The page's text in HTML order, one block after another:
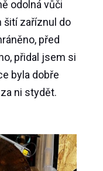
odolná vůči
šití zaříznul do
před
přidal jsem si
byla dobře
ni stydět.